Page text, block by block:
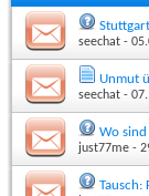
seechat -
Unmut
seechat -
Wo sind
just77me -
Tausch: